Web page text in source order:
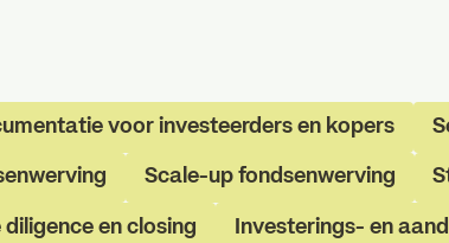
voor investeerders en kopers
Scale-up fondsenwerving
diligence en closing Investerings- en